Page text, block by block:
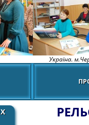
Україна.